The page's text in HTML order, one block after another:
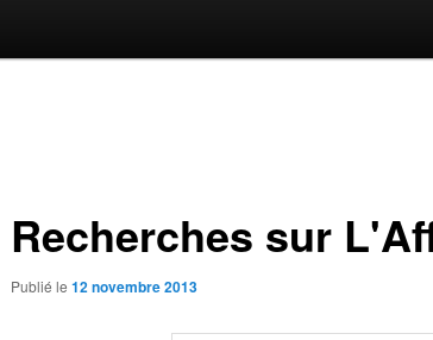
Recherches sur
Publié le 12 novembre 2013